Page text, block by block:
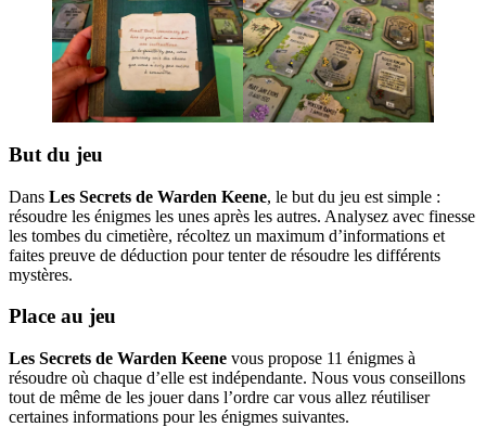
But du jeu
Dans Les Secrets de Warden Keene, le but du jeu est simple :
résoudre les énigmes les unes après les autres. Analysez avec finesse
les tombes du cimetière, récoltez un maximum d’informations et
faites preuve de déduction pour tenter de résoudre les différents
mystères.
Place au jeu
Les Secrets de Warden Keene vous propose 11 énigmes à
résoudre où chaque d’elle est indépendante. Nous vous conseillons
tout de même de les jouer dans l’ordre car vous allez réutiliser
certaines informations pour les énigmes suivantes.